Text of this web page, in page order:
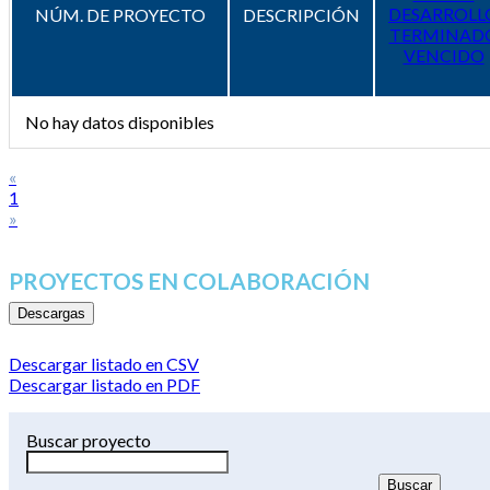
NÚM. DE PROYECTO DESCRIPCIÓN
VENCIDO
No hay datos disponibles
«
1
»
PROYECTOS EN COLABORACIÓN
Descargas
Descargar listado en CSV
Descargar listado en PDF
Buscar proyecto